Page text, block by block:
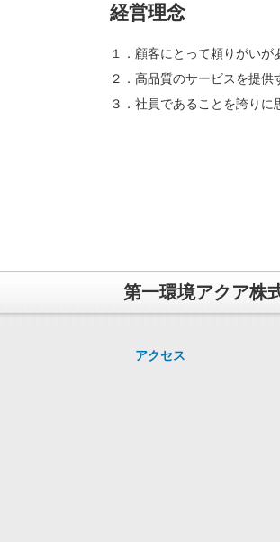
経営理念
１．顧客にとって頼りがい
２．高品質のサービスを提
３．社員であることを誇り
第一環境アクア株
アクセス